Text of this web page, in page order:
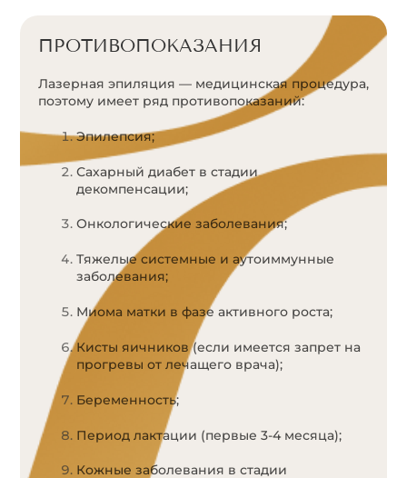
ПРОТИВОПОКАЗАНИЯ
Лазерная эпиляция — медицинская процедура,
поэтому имеет ряд противопоказаний:
Эпилепсия;
Сахарный диабет в стадии
декомпенсации;
Онкологические заболевания;
Тяжелые системные и аутоиммунные
заболевания;
Миома матки в фазе активного роста;
Кисты яичников (если имеется запрет на
прогревы от лечащего врача);
Беременность;
Период лактации (первые 3-4 месяца);
Кожные заболевания в стадии